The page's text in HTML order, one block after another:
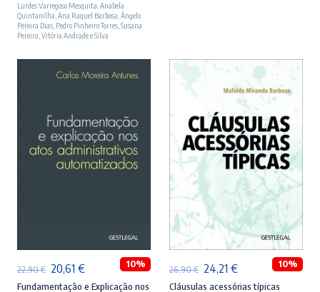
era:
23,90 €.
é:
21,51 €.
Lurdes Varregoso Mesquita Anabela
Quintanilha Ana Raquel Barbosa Ângelo
Pereira Dias Pedro Pinheiro Torres Susana
Pereira Vitória Andrade e Silva
22,90€ O
preço
20,61 €O
preço
10%
Fundamentação e Explicação nos
ADICIONAR
26,90€ O
preço
24,21 €O
preço
10%
Cláusulas acessórias típicas